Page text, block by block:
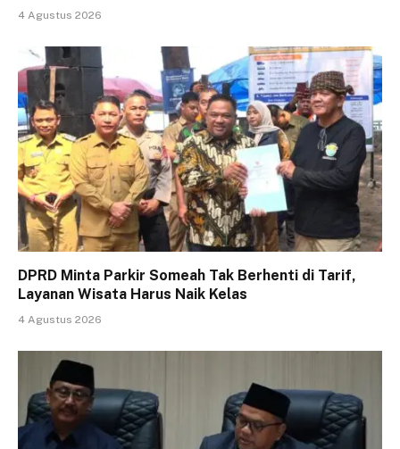
4 Agustus 2026
DPRD Minta Parkir Someah Tak Berhenti di Tarif,
Layanan Wisata Harus Naik Kelas
4 Agustus 2026